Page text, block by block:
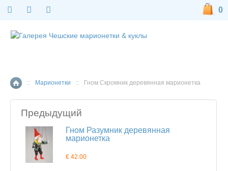
Главная страница
:: Марионетки :: Гном Скромник деревянная марионетка
Предыдущий
Гном Разумник деревянная
марионетка
€ 42.00
0